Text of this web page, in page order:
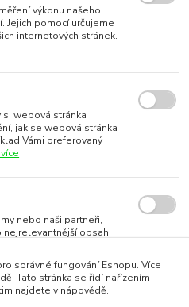
výkonu našeho
Jejich pomocí určujeme
internetových stránek.
webová stránka
jak se webová stránka
Vámi preferovaný
nebo naši partneři,
nejrelevantnější obsah
správné fungování Eshopu. Více
Tato stránka se řídí nařízením
najdete v nápovědě.